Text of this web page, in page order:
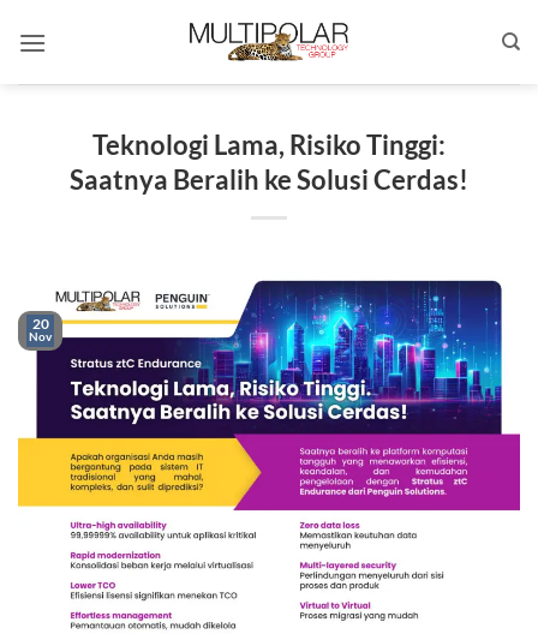
Teknologi Lama, Risiko Tinggi:
Saatnya Beralih ke Solusi Cerdas!
20
Nov